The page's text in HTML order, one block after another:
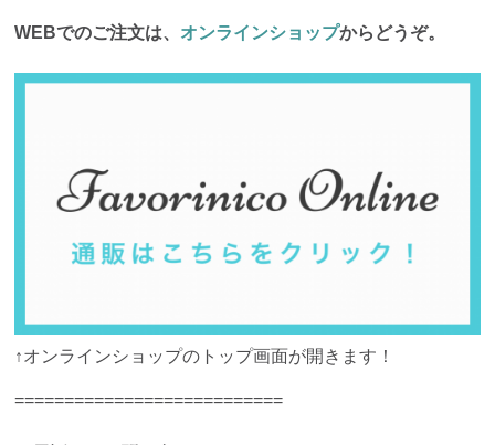
WEBでのご注文は、 オンラインショップからどうぞ。
↑オンラインショップのトップ画面が開きます！
===========================